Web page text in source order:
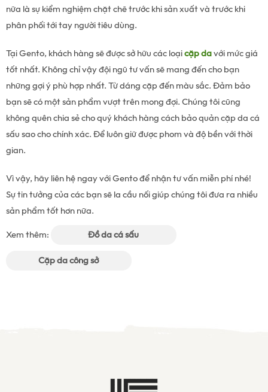
nữa là sự kiểm nghiệm chặt chẽ trước khi sản xuất và trước khi
phân phối tới tay người tiêu dùng.
Tại Gento, khách hàng sẽ được sở hữu các loạicặp davới mức giá
tốt nhất. Không chỉ vậy đội ngũ tư vấn sẽ mang đến cho bạn
những gợi ý phù hợp nhất. Từ dáng cặp đến màu sắc. Đảm bảo
bạn sẽ có một sản phẩm vượt trên mong đợi. Chúng tôi cũng
không quên chia sẻ cho quý khách hàng cách bảo quản cặp da cá
sấu sao cho chính xác. Để luôn giữ được phom và độ bền với thời
gian.
Vì vậy, hãy liên hệ ngay với Gento để nhận tư vấn miễn phí nhé!
Sự tin tưởng của các bạn sẽ la cầu nối giúp chúng tôi đưa ra nhiều
sản phẩm tốt hơn nữa.
Xem thêm:
Đồ da cá sấu
Cặp da công sở